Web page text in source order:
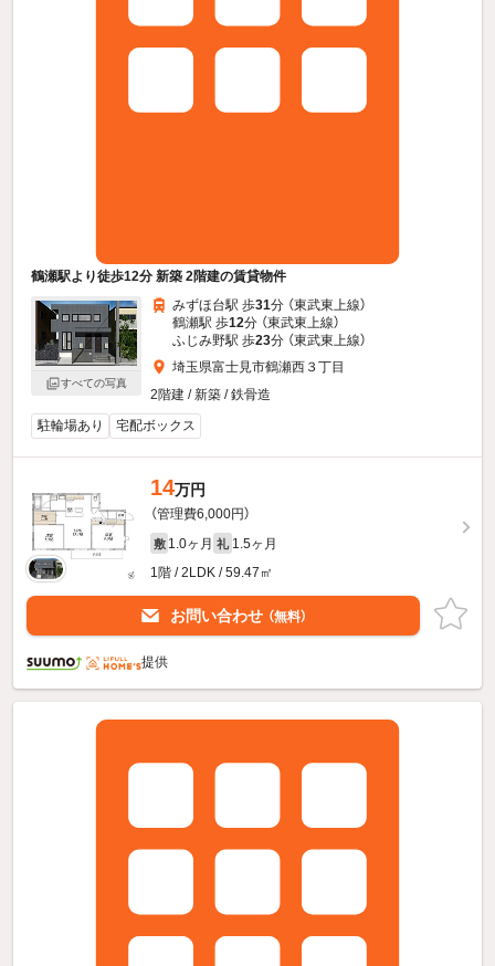
鶴瀬駅より徒歩12分 新築 2階建の賃貸物件
すべての写真
みずほ台駅 歩31分 （東武東上線）
鶴瀬駅 歩12分 （東武東上線）
ふじみ野駅 歩23分 （東武東上線）
埼玉県富士見市鶴瀬西３丁目
2階建 / 新築 / 鉄骨造
駐輪場あり
宅配ボックス
14万円
（管理費6,000円）
敷 1.0ヶ月 礼 1.5ヶ月
1階 / 2LDK / 59.47㎡
お問い合わせ （無料）
提供